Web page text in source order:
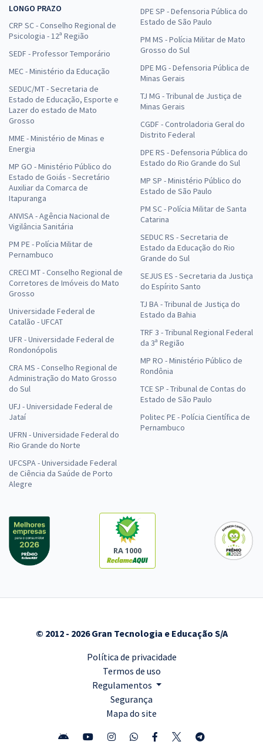
LONGO PRAZO
CRP SC - Conselho Regional de
Psicologia - 12ª Região
SEDF - Professor Temporário
MEC - Ministério da Educação
SEDUC/MT - Secretaria de
Estado de Educação, Esporte e
Lazer do estado de Mato
Grosso
MME - Ministério de Minas e
Energia
MP GO - Ministério Público do
Estado de Goiás - Secretário
Auxiliar da Comarca de
Itapuranga
ANVISA - Agência Nacional de
Vigilância Sanitária
PM PE - Polícia Militar de
Pernambuco
CRECI MT - Conselho Regional de
Corretores de Imóveis do Mato
Grosso
Universidade Federal de
Catalão - UFCAT
UFR - Universidade Federal de
Rondonópolis
CRA MS - Conselho Regional de
Administração do Mato Grosso
do Sul
UFJ - Universidade Federal de
Jataí
UFRN - Universidade Federal do
Rio Grande do Norte
UFCSPA - Universidade Federal
de Ciência da Saúde de Porto
Alegre
DPE SP - Defensoria Pública do
Estado de São Paulo
PM MS - Polícia Militar de Mato
Grosso do Sul
DPE MG - Defensoria Pública de
Minas Gerais
TJ MG - Tribunal de Justiça de
Minas Gerais
CGDF - Controladoria Geral do
Distrito Federal
DPE RS - Defensoria Pública do
Estado do Rio Grande do Sul
MP SP - Ministério Público do
Estado de São Paulo
PM SC - Polícia Militar de Santa
Catarina
SEDUC RS - Secretaria de
Estado da Educação do Rio
Grande do Sul
SEJUS ES - Secretaria da Justiça
do Espírito Santo
TJ BA - Tribunal de Justiça do
Estado da Bahia
TRF 3 - Tribunal Regional Federal
da 3ª Região
MP RO - Ministério Público de
Rondônia
TCE SP - Tribunal de Contas do
Estado de São Paulo
Politec PE - Polícia Científica de
Pernambuco
RA 1000
© 2012 - 2026 Gran Tecnologia e Educação S/A
Política de privacidade
Termos de uso
Regulamentos
Segurança
Mapa do site